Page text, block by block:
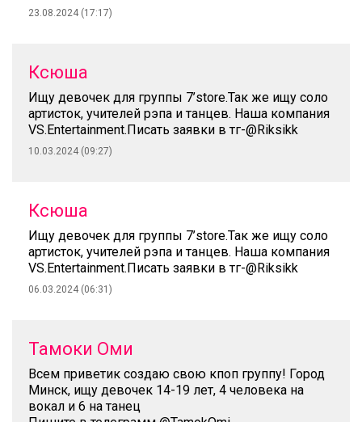
23.08.2024 (17:17)
Ксюша
Ищу девочек для группы 7’store.Так же ищу соло
артисток, учителей рэпа и танцев. Наша компания
VS.Entertainment.Писать заявки в тг-@Riksikk
10.03.2024 (09:27)
Ксюша
Ищу девочек для группы 7’store.Так же ищу соло
артисток, учителей рэпа и танцев. Наша компания
VS.Entertainment.Писать заявки в тг-@Riksikk
06.03.2024 (06:31)
Тамоки Оми
Всем приветик создаю свою кпоп группу! Город
Минск, ищу девочек 14-19 лет, 4 человека на
вокал и 6 на танец